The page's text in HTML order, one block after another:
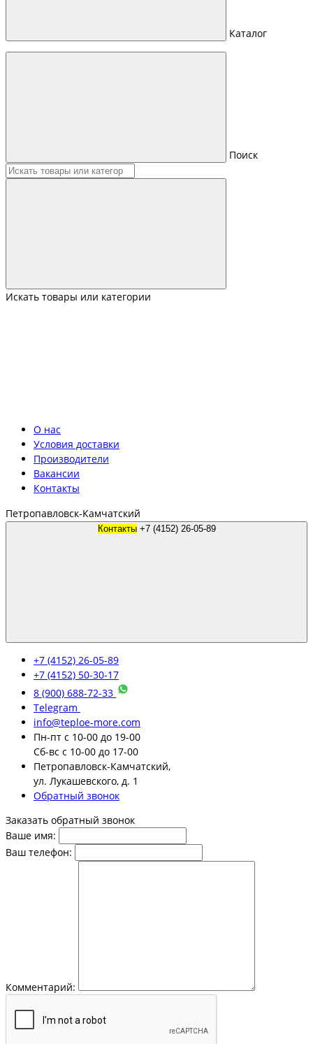
Каталог
Поиск
Искать товары или категории
О нас
Условия доставки
Производители
Вакансии
Контакты
Петропавловск-Камчатский
Контакты +7 (4152) 26-05-89
+7 (4152) 26-05-89
+7 (4152) 50-30-17
8 (900) 688-72-33
Telegram
info@teploe-more.com
Пн-пт с 10-00 до 19-00
Сб-вс с 10-00 до 17-00
Петропавловск-Камчатский,
ул. Лукашевского, д. 1
Обратный звонок
Заказать обратный звонок
Ваше имя:
Ваш телефон:
Комментарий: